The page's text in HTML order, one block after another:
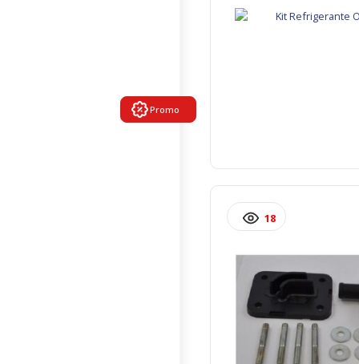
18
Promo